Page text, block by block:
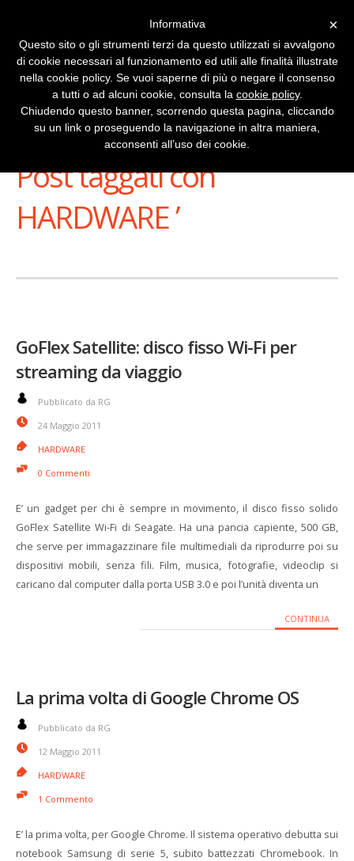
Stai Visualizzando
Post taggati con ‘
HARDWARE ’
GoFlex Satellite: disco fisso Wi-Fi per
streaming da viaggio
Pubblicato da RG
24 Maggio 2011
HARDWARE
0 Commenti
E’ un gadget per chi è sempre in movimento, il disco fisso solido
GoFlex Satellite Wi-Fi di Seagate. Ha una pancia capiente, 500 GB,
che serve per immagazzinare file multimediali da riprodurre poi su
dispositivi mobili, senza fili. Film, musica, fotografie, videoclip si
caricano dal computer dalla porta USB 3.0 e poi l’unità diventa un
CONTINUA
La prima volta di Google Chrome OS
Pubblicato da RG
12 Maggio 2011
HARDWARE
1 Commento
E’ la prima volta, per Google Chrome. Il sistema operativo debutta sui
notebook Samsung di serie 5, subito battezzati Chromebook. In
×
Informativa
Questo sito o gli strumenti terzi da questo utilizzati si avvalgono
di cookie necessari al funzionamento ed utili alle finalità illustrate
nella cookie policy. Se vuoi saperne di più o negare il consenso
a tutti o ad alcuni cookie, consulta la cookie policy.
Chiudendo questo banner, scorrendo questa pagina, cliccando
su un link o proseguendo la navigazione in altra maniera,
acconsenti all’uso dei cookie.